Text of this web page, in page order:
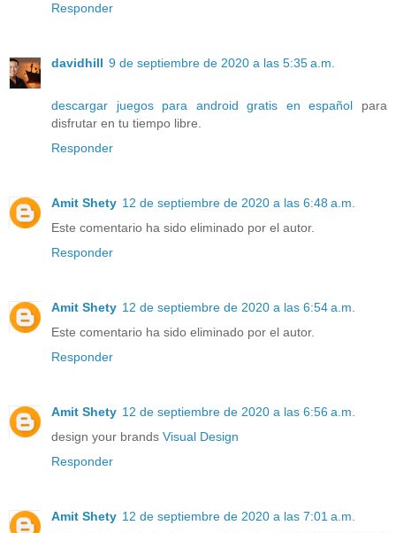
Responder
davidhill 9 de septiembre de 2020 a las 5:35 a.m.
descargar juegos para android gratis en español para
disfrutar en tu tiempo libre.
Responder
Amit Shety 12 de septiembre de 2020 a las 6:48 a.m.
Este comentario ha sido eliminado por el autor.
Responder
Amit Shety 12 de septiembre de 2020 a las 6:54 a.m.
Este comentario ha sido eliminado por el autor.
Responder
Amit Shety 12 de septiembre de 2020 a las 6:56 a.m.
design your brands Visual Design
Responder
Amit Shety 12 de septiembre de 2020 a las 7:01 a.m.